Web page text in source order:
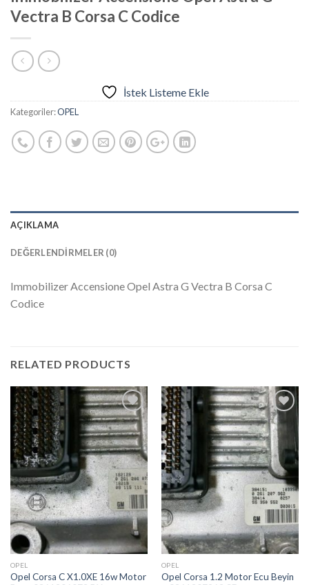
Vectra B Corsa C Codice
İstek Listeme Ekle
Kategoriler:OPEL
AÇIKLAMA
DEĞERLENDIRMELER (0)
Immobilizer Accensione Opel Astra G Vectra B Corsa C
Codice
RELATED PRODUCTS
İstek
Listeme
Ekle
OPEL
Opel Corsa C X1.0XE 16w Motor
İstek
Listeme
Ekle
OPEL
Opel Corsa 1.2 Motor Ecu Beyin